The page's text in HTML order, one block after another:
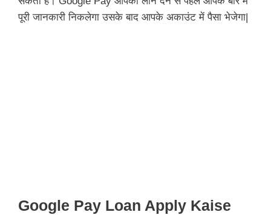
पूरी जानकारी निकलेगा उसके बाद आपके अकाउंट में पैसा भेजेगा|
Google Pay Loan Apply Kaise